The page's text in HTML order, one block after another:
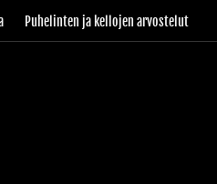
Puhelinten ja kellojen arvostelut